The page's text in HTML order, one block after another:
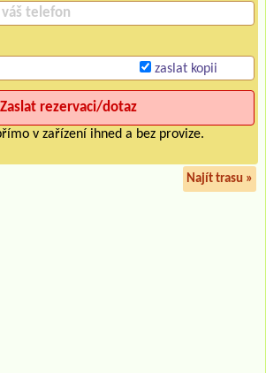
zaslat kopii
v zařízení ihned a bez provize.
Najít trasu »